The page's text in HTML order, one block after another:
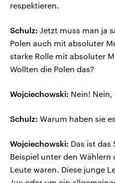
respektieren.
Schulz: Jetzt muss man ja
Polen auch mit absoluter
starke Rolle mit absoluter
Wollten die Polen das?
Wojciechowski: Nein! Nein,
Schulz: Warum haben sie
Wojciechowski: Das ist das
Beispiel unter den Wählern
Leute waren. Diese junge